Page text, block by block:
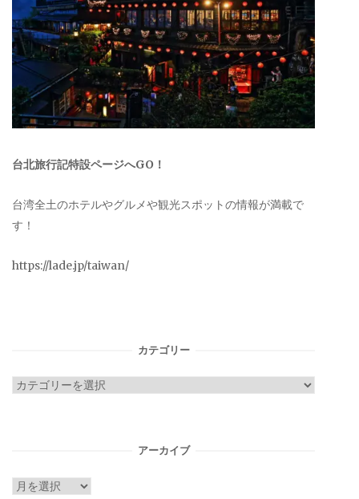
台北旅行記特設ページへGO！
台湾全土のホテルやグルメや観光スポットの情報が満載で
す！
https://lade.jp/taiwan/
カテゴリー
カ
アーカイブ
ア